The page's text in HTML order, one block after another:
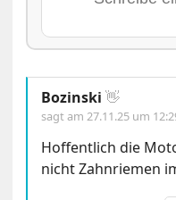
Bozinski 👋
sagt am 27.11.25 um
Hoffentlich die
nicht Zahnriemen